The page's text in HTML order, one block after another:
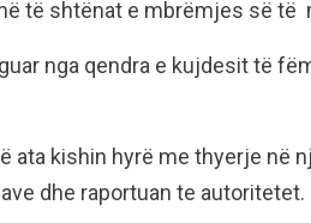
të shtënat e mbrëmjes së të
nga qendra e kujdesit të
ata kishin hyrë me thyerje në
dhe raportuan te autoritetet.